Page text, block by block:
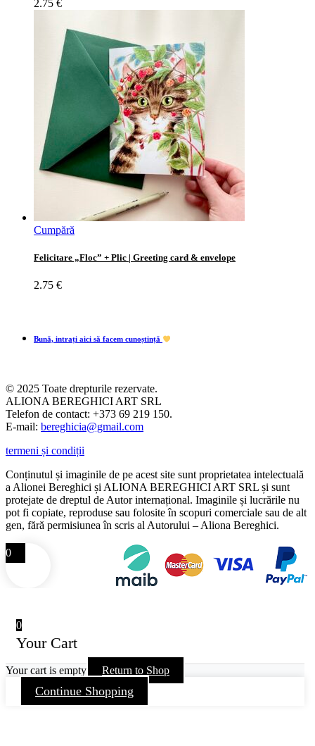
2.75 €
Cumpără
Felicitare „Floc” + Plic | Greeting card & envelope
2.75 €
Bună, intrați aici să facem cunoștință
© 2025 Toate drepturile rezervate.
ALIONA BEREGHICI ART SRL
Telefon de contact: +373 69 219 150.
E-mail: bereghicia@gmail.com
termeni și condiții
Conținutul și imaginile de pe acest site sunt proprietatea intelectuală
a Alionei Bereghici și ALIONA BEREGHICI ART SRL și sunt
protejate de dreptul de Autor internațional. Imaginile și lucrările nu
pot fi copiate, reproduse sau folosite în scopuri comerciale sau de alt
gen, fără permisiunea în scris al Autorului – Aliona Bereghici.
0
0
Your Cart
Your cart is empty Return to Shop
Continue Shopping